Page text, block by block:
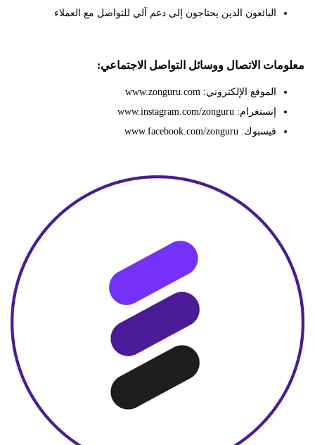
البائعون الذين يحتاجون إلى دعم آلي للتواصل مع العملاء
الاتصال ووسائل التواصل الاجتماعي:
الموقع الإلكتروني: www.zonguru.com
إنستغرام: www.instagram.com/zonguru
فيسبوك: www.facebook.com/zonguru